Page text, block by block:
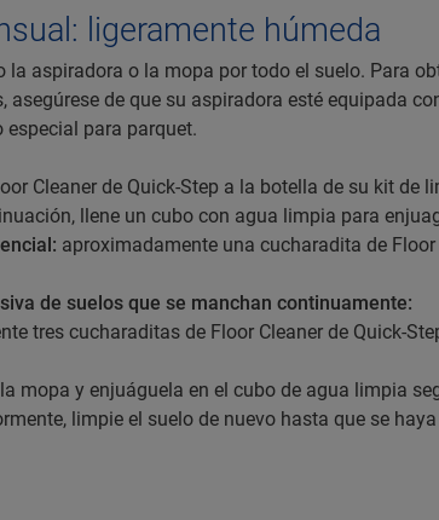
ligeramente húmeda
la aspiradora o la mopa por todo el suelo. Para
asegúrese de que su aspiradora esté equipada
especial para parquet.
Cleaner de Quick-Step a la botella de su kit de
llene un cubo con agua limpia para
aproximadamente una cucharadita de Floor
de suelos que se manchan continuamente:
tres cucharaditas de Floor Cleaner de Quick-
mopa y enjuáguela en el cubo de agua limpia
limpie el suelo de nuevo hasta que se